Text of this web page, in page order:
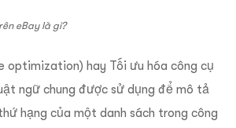
eBay là gì?
optimization) hay Tối ưu hóa công cụ
ngữ chung được sử dụng để mô tả
hạng của một danh sách trong công